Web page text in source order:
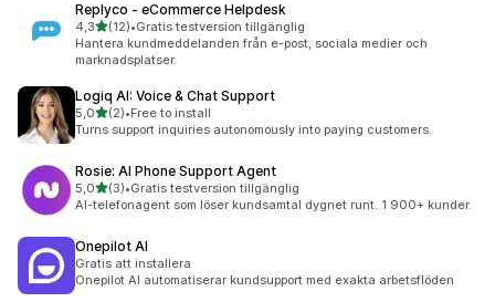
Replyco ‑ eCommerce Helpdesk
4,3av 5 stjärnor
(12)
12 recensioner totalt
•Gratis testversion tillgänglig
Hantera kundmeddelanden från e-post, sociala medier och
marknadsplatser.
Logiq AI: Voice & Chat Support
5,0av 5 stjärnor
(2)
2 recensioner totalt
•Free to install
Turns support inquiries autonomously into paying customers.
Rosie: AI Phone Support Agent
5,0av 5 stjärnor
(3)
3 recensioner totalt
•Gratis testversion tillgänglig
AI-telefonagent som löser kundsamtal dygnet runt. 1 900+ kunder.
Onepilot AI
Gratis att installera
Onepilot AI automatiserar kundsupport med exakta arbetsflöden